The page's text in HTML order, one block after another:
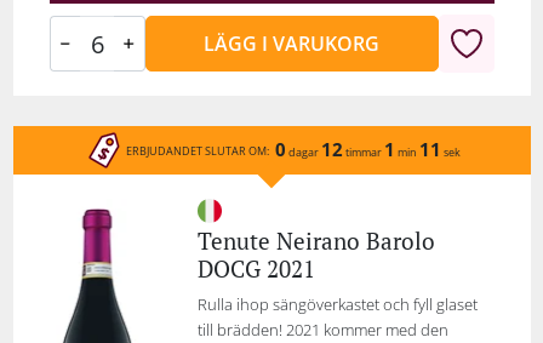
LÄGG I VARUKORG
ERBJUDANDET SLUTAR OM: 0 dagar 12 timmar 1 min 11 sek
Tenute Neirano Barolo
DOCG 2021
Rulla ihop sängöverkastet och fyll glaset
till brädden! 2021 kommer med den